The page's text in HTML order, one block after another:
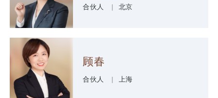
合伙人 | 北京
顾春
合伙人 | 上海